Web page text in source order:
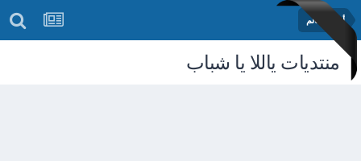
أخبار العالم
منتديات ياللا يا شباب